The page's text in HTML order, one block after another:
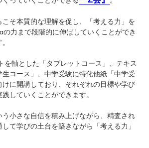
そ本質的な理解を促し、「考える力」を
の力まで段階的に伸ばしていくことができ
を軸とした「タブレットコース」、テキス
生コース」、中学受験に特化他紙「中学受
に開講しており、それぞれの目標や学び
していくことができます。
う小さな自信を積み上げながら、精査され
て学びの土台を築きながら「考える力」